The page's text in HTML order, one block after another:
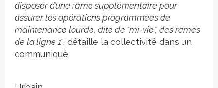
disposer d’une rame supplémentaire pour
assurer les opérations programmées de
maintenance lourde, dite de "mi-vie", des rames
de la ligne 1", détaille la collectivité dans un
communiqué.